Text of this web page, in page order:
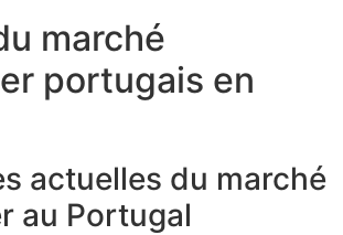
marché
portugais en
actuelles du marché
au Portugal